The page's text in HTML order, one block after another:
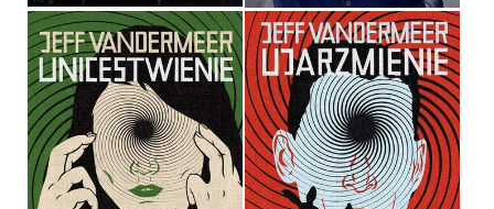
UNICESTWIENIE
JEFF VANDERMEER
UJARZMIENIE
JEFF VANDERMEER